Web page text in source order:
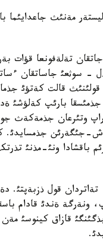
مةنئث جاعدايئما
تةلةفونعا قؤات
سوثعئ جاساتقان
قالت كةتؤئ
بارئپ كةلؤشئ
وتئرعان جذمةكةث
جئگةرئن جذمسايدئ.
باقشادا ونئ-مذنئ
تةاتردان قول ذزبةپتئ.
ونةرگة ةندئ قادام
قازاق كينوسئ